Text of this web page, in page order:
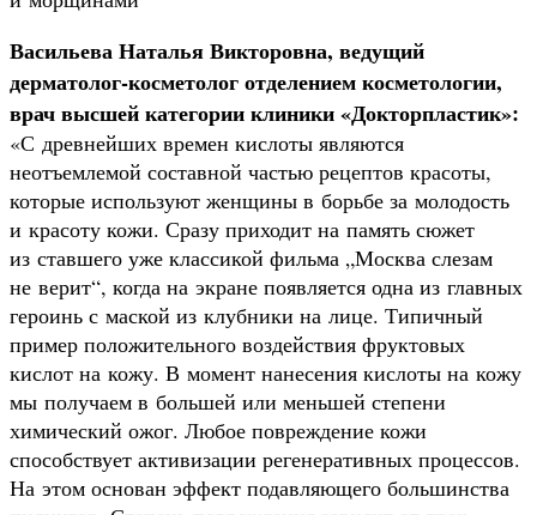
Васильева Наталья Викторовна, ведущий
дерматолог-косметолог отделением косметологии,
врач высшей категории клиники «Докторпластик»:
«С древнейших времен кислоты являются
неотъемлемой составной частью рецептов красоты,
которые используют женщины в борьбе за молодость
и красоту кожи. Сразу приходит на память сюжет
из ставшего уже классикой фильма „Москва слезам
не верит“, когда на экране появляется одна из главных
героинь с маской из клубники на лице. Типичный
пример положительного воздействия фруктовых
кислот на кожу. В момент нанесения кислоты на кожу
мы получаем в большей или меньшей степени
химический ожог. Любое повреждение кожи
способствует активизации регенеративных процессов.
На этом основан эффект подавляющего большинства